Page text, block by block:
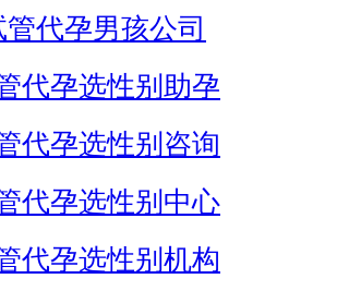
管代孕男孩公司
代孕选性别助孕
代孕选性别咨询
代孕选性别中心
代孕选性别机构